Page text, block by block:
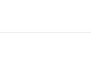
*>∀<)/